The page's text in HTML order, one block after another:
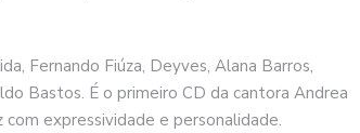
Fernando Fiúza, Deyves, Alana Barros,
Bastos. É o primeiro CD da cantora Andrea
expressividade e personalidade.